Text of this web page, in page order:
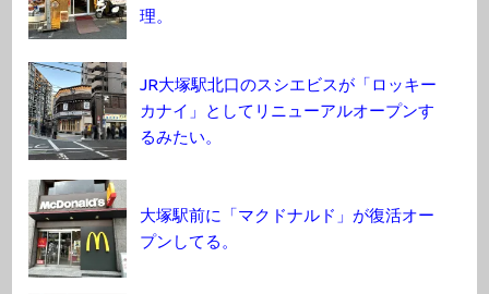
理。
JR大塚駅北口のスシエビスが「ロッキー
カナイ」としてリニューアルオープンす
るみたい。
大塚駅前に「マクドナルド」が復活オー
プンしてる。